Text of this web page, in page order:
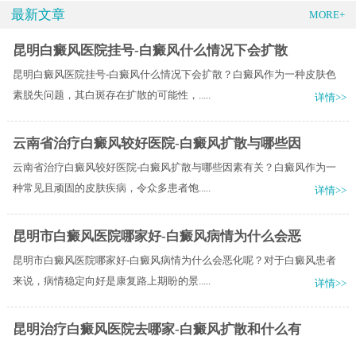
最新文章 MORE+
昆明白癜风医院挂号-白癜风什么情况下会扩散
昆明白癜风医院挂号-白癜风什么情况下会扩散？白癜风作为一种皮肤色
素脱失问题，其白斑存在扩散的可能性，.....
详情>>
云南省治疗白癜风较好医院-白癜风扩散与哪些因
云南省治疗白癜风较好医院-白癜风扩散与哪些因素有关？白癜风作为一
种常见且顽固的皮肤疾病，令众多患者饱.....
详情>>
昆明市白癜风医院哪家好-白癜风病情为什么会恶
昆明市白癜风医院哪家好-白癜风病情为什么会恶化呢？对于白癜风患者
来说，病情稳定向好是康复路上期盼的景.....
详情>>
昆明治疗白癜风医院去哪家-白癜风扩散和什么有